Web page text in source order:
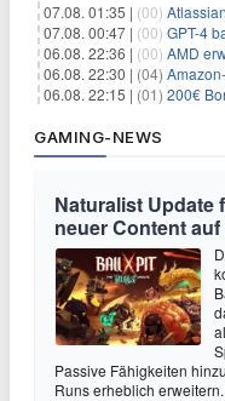
07.08. 01:35 | (00) Atlassian-
07.08. 00:47 | (00) GPT-4 baut
06.08. 22:36 | (00) AMD
06.08. 22:30 | (04) Amazon-
06.08. 22:15 | (01) 200€
GAMING-NEWS
Naturalist
neuer Content
Passive Fähigkeiten
Runs erheblich